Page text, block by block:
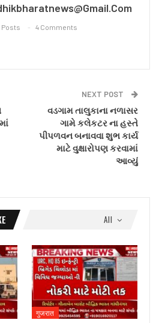
Posts 4 Comments
NEXT POST
વડગામ તાલુકાના નળાસર
ગામે કલેકટર ના હસ્તે
પીપળવન બનાવવા શુભ કાર્ય
માટે વુક્ષારોપણ કરવામાં
આવ્યું
All
गुजरात